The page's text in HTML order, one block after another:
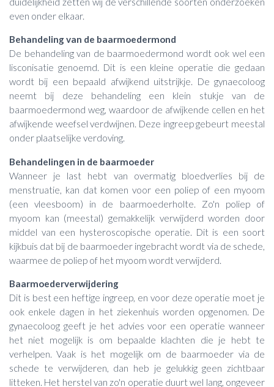
even onder elkaar.
Behandeling van de baarmoedermond
De behandeling van de baarmoedermond wordt ook wel een
lisconisatie genoemd. Dit is een kleine operatie die gedaan
wordt bij een bepaald afwijkend uitstrijkje. De gynaecoloog
neemt bij deze behandeling een klein stukje van de
baarmoedermond weg, waardoor de afwijkende cellen en het
afwijkende weefsel verdwijnen. Deze ingreep gebeurt meestal
onder plaatselijke verdoving.
Behandelingen in de baarmoeder
Wanneer je last hebt van overmatig bloedverlies bij de
menstruatie, kan dat komen voor een poliep of een myoom
(een vleesboom) in de baarmoederholte. Zo'n poliep of
myoom kan (meestal) gemakkelijk verwijderd worden door
middel van een hysteroscopische operatie. Dit is een soort
kijkbuis dat bij de baarmoeder ingebracht wordt via de schede,
waarmee de poliep of het myoom wordt verwijderd.
Baarmoederverwijdering
Dit is best een heftige ingreep, en voor deze operatie moet je
ook enkele dagen in het ziekenhuis worden opgenomen. De
gynaecoloog geeft je het advies voor een operatie wanneer
het niet mogelijk is om bepaalde klachten die je hebt te
verhelpen. Vaak is het mogelijk om de baarmoeder via de
schede te verwijderen, dan heb je gelukkig geen zichtbaar
litteken. Het herstel van zo'n operatie duurt wel lang, ongeveer